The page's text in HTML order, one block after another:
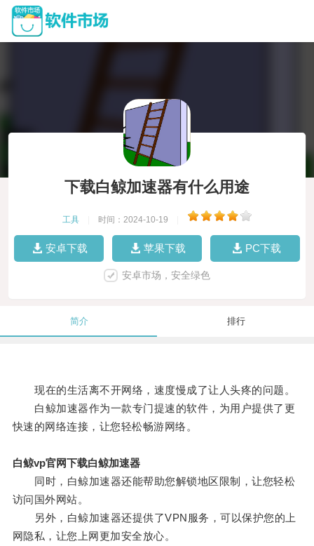
下载白鲸加速器有什么用途
工具 时间：2024-10-19
安卓下载 苹果下载 PC下载
安卓市场，安全绿色
简介 排行
现在的生活离不开网络，速度慢成了让人头疼的问题。
白鲸加速器作为一款专门提速的软件，为用户提供了更
快速的网络连接，让您轻松畅游网络。
白鲸vp官网下载白鲸加速器
同时，白鲸加速器还能帮助您解锁地区限制，让您轻松
访问国外网站。
另外，白鲸加速器还提供了VPN服务，可以保护您的上
网隐私，让您上网更加安全放心。